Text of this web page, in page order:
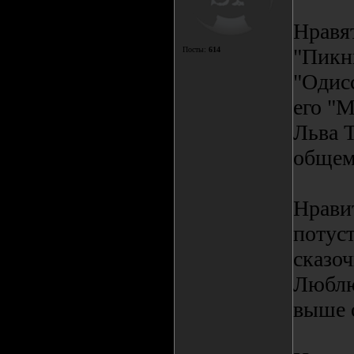
Посты: 614
его
Льва
выше